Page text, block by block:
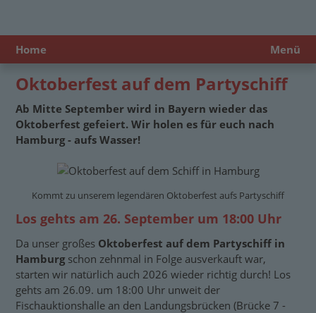
Home Menü
Oktoberfest auf dem Partyschiff
Ab Mitte September wird in Bayern wieder das
Oktoberfest gefeiert. Wir holen es für euch nach
Hamburg - aufs Wasser!
Kommt zu unserem legendären Oktoberfest aufs Partyschiff
Los gehts am 26. September um 18:00 Uhr
Da unser großes Oktoberfest auf dem Partyschiff in
Hamburg schon zehnmal in Folge ausverkauft war,
starten wir natürlich auch 2026 wieder richtig durch! Los
gehts am 26.09. um 18:00 Uhr unweit der
Fischauktionshalle an den Landungsbrücken (Brücke 7 -